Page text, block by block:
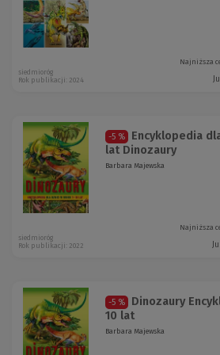
Najniższa
siedmioróg
Rok publikacji: 2024
-5 %
Encyklopedia
lat Dinozaury
Barbara Majewska
Najniższa
siedmioróg
Rok publikacji: 2022
-5 %
Dinozaury
10 lat
Barbara Majewska